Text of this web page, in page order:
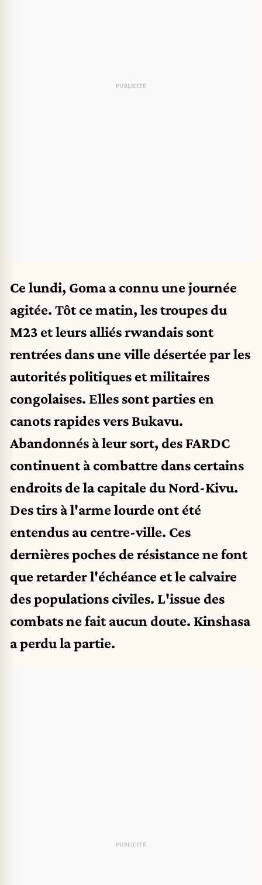
Ce lundi, Goma a connu une journée
agitée. Tôt ce matin, les troupes du
M23 et leurs alliés rwandais sont
rentrées dans une ville désertée par les
autorités politiques et militaires
congolaises. Elles sont parties en
canots rapides vers Bukavu.
Abandonnés à leur sort, des FARDC
continuent à combattre dans certains
endroits de la capitale du Nord-Kivu.
Des tirs à l'arme lourde ont été
entendus au centre-ville. Ces
dernières poches de résistance ne font
que retarder l'échéance et le calvaire
des populations civiles. L'issue des
combats ne fait aucun doute. Kinshasa
a perdu la partie.